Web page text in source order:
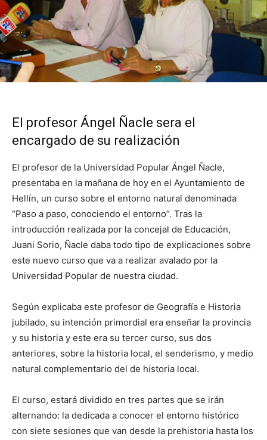
El profesor Ángel Ñacle sera el
encargado de su realización
El profesor de la Universidad Popular Ángel Ñacle,
presentaba en la mañana de hoy en el Ayuntamiento de
Hellín, un curso sobre el entorno natural denominada
“Paso a paso, conociendo el entorno”. Tras la
introducción realizada por la concejal de Educación,
Juani Sorio, Ñacle daba todo tipo de explicaciones sobre
este nuevo curso que va a realizar avalado por la
Universidad Popular de nuestra ciudad.
Según explicaba este profesor de Geografía e Historia
jubilado, su intención primordial era enseñar la provincia
y su historia y este era su tercer curso, sus dos
anteriores, sobre la historia local, el senderismo, y medio
natural complementario del de historia local.
El curso, estará dividido en tres partes que se irán
alternando: la dedicada a conocer el entorno histórico
con siete sesiones que van desde la prehistoria hasta los